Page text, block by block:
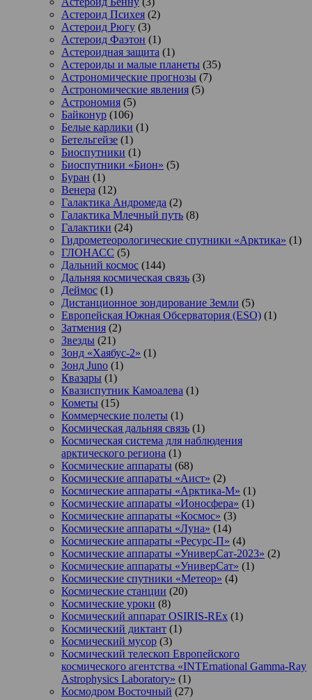
Астероид Психея (2)
Астероид Рюгу (3)
Астероид Фаэтон (1)
Астероидная защита (1)
Астероиды и малые планеты (35)
Астрономические прогнозы (7)
Астрономические явления (5)
Астрономия (5)
Байконур (106)
Белые карлики (1)
Бетельгейзе (1)
Биоспутники (1)
Биоспутники «Бион» (5)
Буран (1)
Венера (12)
Галактика Андромеда (2)
Галактика Млечный путь (8)
Галактики (24)
Гидрометеорологические спутники «Арктика» (1)
ГЛОНАСС (5)
Дальний космос (144)
Дальняя космическая связь (3)
Деймос (1)
Дистанционное зондирование Земли (5)
Европейская Южная Обсерватория (ESO) (1)
Затмения (2)
Звезды (21)
Зонд «Хаябус-2» (1)
Зонд Juno (1)
Квазары (1)
Квазиспутник Камоалева (1)
Кометы (15)
Коммерческие полеты (1)
Космическая дальняя связь (1)
Космическая система для наблюдения
арктического региона (1)
Космические аппараты (68)
Космические аппараты «Аист» (2)
Космические аппараты «Арктика-М» (1)
Космические аппараты «Ионосфера» (1)
Космические аппараты «Космос» (3)
Космические аппараты «Луна» (14)
Космические аппараты «Ресурс-П» (4)
Космические аппараты «УниверСат-2023» (2)
Космические аппараты «УниверСат» (1)
Космические спутники «Метеор» (4)
Космические станции (20)
Космические уроки (8)
Космический аппарат OSIRIS-REx (1)
Космический диктант (1)
Космический мусор (3)
Космический телескоп Европейского
космического агентства «INTErnational Gamma-Ray
Astrophysics Laboratory» (1)
Космодром Восточный (27)